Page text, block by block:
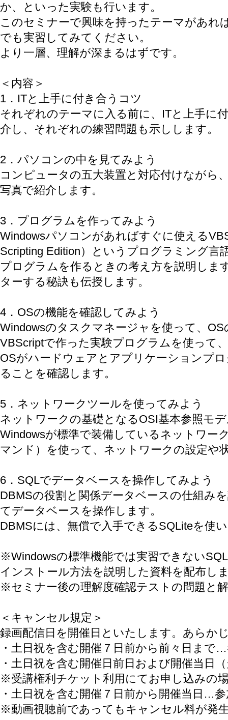
か、といった実験も行います。
このセミナーで興味を持ったテーマがあれ
でも実習してみてください。
より一層、理解が深まるはずです。
＜内容＞
1．ITと上手に付き合うコツ
それぞれのテーマに入る前に、ITと上手に
介し、それぞれの練習問題も示しします。
2．パソコンの中を見てみよう
コンピュータの五大装置と対応付けながら
写真で紹介します。
3．プログラムを作ってみよう
Windowsパソコンがあればすぐに使える
Scripting Edition）というプログラミング言
プログラムを作るときの考え方を説明しま
ターする秘訣も伝授します。
4．OSの機能を確認してみよう
Windowsのタスクマネージャを使って、
VBScriptで作った実験プログラムを使って、
OSがハードウェアとアプリケーションプ
ることを確認します。
5．ネットワークツールを使ってみよう
ネットワークの基礎となるOSI基本参照モ
Windowsが標準で装備しているネットワー
マンド）を使って、ネットワークの設定や
6．SQLでデータベースを操作してみよう
DBMSの役割と関係データベースの仕組み
てデータベースを操作します。
DBMSには、無償で入手できるSQLiteを使
※Windowsの標準機能では実習できない
インストール方法を説明した資料を配布し
※セミナー後の理解度確認テストの問題と
＜キャンセル規定＞
録画配信日を開催日といたします。あらか
・土日祝を含む開催７日前から前々日まで
・土日祝を含む開催日前日および開催当日
※受講権利チケット利用にてお申し込みの
・土日祝を含む開催７日前から開催当日…
※動画視聴前であってもキャンセル料が発